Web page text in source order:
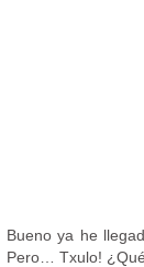
Bueno ya he
Pero… Txulo!